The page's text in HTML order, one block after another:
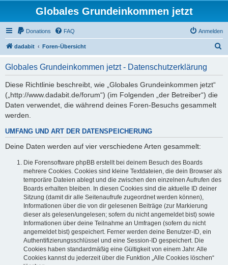
Globales Grundeinkommen jetzt
Donations FAQ Anmelden
dadabit Foren-Übersicht
Globales Grundeinkommen jetzt - Datenschutzerklärung
Diese Richtlinie beschreibt, wie „Globales Grundeinkommen jetzt“
(„http://www.dadabit.de/forum“) (im Folgenden „der Betreiber“) die
Daten verwendet, die während deines Foren-Besuchs gesammelt
werden.
UMFANG UND ART DER DATENSPEICHERUNG
Deine Daten werden auf vier verschiedene Arten gesammelt:
Die Forensoftware phpBB erstellt bei deinem Besuch des Boards
mehrere Cookies. Cookies sind kleine Textdateien, die dein Browser als
temporäre Dateien ablegt und die zwischen den einzelnen Aufrufen des
Boards erhalten bleiben. In diesen Cookies sind die aktuelle ID deiner
Sitzung (damit dir alle Seitenaufrufe zugeordnet werden können),
Informationen über die von dir gelesenen Beiträge (zur Markierung
dieser als gelesen/ungelesen; sofern du nicht angemeldet bist) sowie
Informationen über deine Teilnahme an Umfragen (sofern du nicht
angemeldet bist) gespeichert. Ferner werden deine Benutzer-ID, ein
Authentifizierungsschlüssel und eine Session-ID gespeichert. Die
Cookies haben standardmäßig eine Gültigkeit von einem Jahr. Alle
Cookies kannst du jederzeit über die Funktion „Alle Cookies löschen“